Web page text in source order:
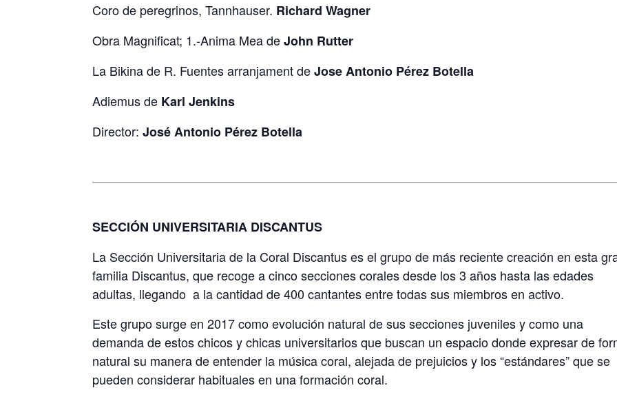
Coro de peregrinos, Tannhauser. Richard Wagner
Obra Magnificat; 1.-Anima Mea deJohn Rutter
La Bikina de R. Fuentes arranjament deJose Antonio Pérez Botella
Adiemus de Karl Jenkins
Director: José Antonio Pérez Botella
SECCIÓN UNIVERSITARIA DISCANTUS
La Sección Universitaria de la Coral Discantus es el grupo de más reciente creación en esta
familia Discantus, que recoge a cinco secciones corales desde los 3 años hasta las edades
adultas, llegando a la cantidad de 400 cantantes entre todas sus miembros en activo.
Este grupo surge en 2017 como evolución natural de sus secciones juveniles y como una
demanda de estos chicos y chicas universitarios que buscan un espacio donde expresar de
natural su manera de entender la música coral, alejada de prejuicios y los “estándares” que se
pueden considerar habituales en una formación coral.